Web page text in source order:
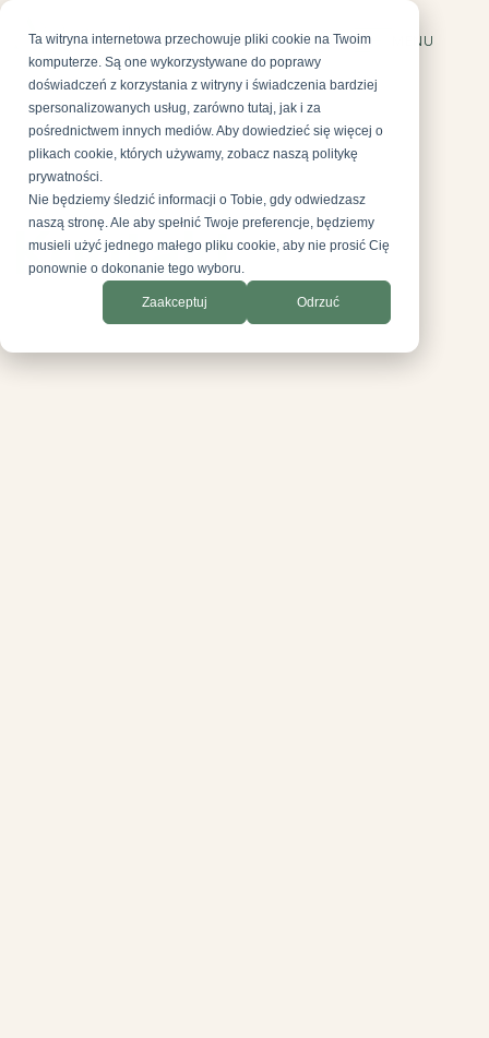
Ta witryna internetowa przechowuje pliki cookie na Twoim
komputerze. Są one wykorzystywane do poprawy
doświadczeń z korzystania z witryny i świadczenia bardziej
spersonalizowanych usług, zarówno tutaj, jak i za
pośrednictwem innych mediów. Aby dowiedzieć się więcej o
plikach cookie, których używamy, zobacz naszą politykę
prywatności.
Nie będziemy śledzić informacji o Tobie, gdy odwiedzasz
naszą stronę. Ale aby spełnić Twoje preferencje, będziemy
musieli użyć jednego małego pliku cookie, aby nie prosić Cię
ponownie o dokonanie tego wyboru.
Zaakceptuj Odrzuć
MENU
AESTEPOOL CLINIC
Kontakt